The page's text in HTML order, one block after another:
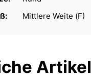
Mittlere Weite (F)
Artikel